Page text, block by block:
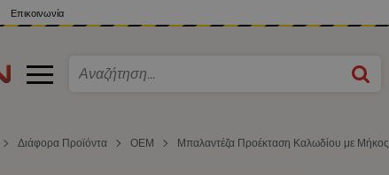
Επικοινωνία
Διάφορα Προϊόντα ΟΕΜ Μπαλαντέζα Προέκταση Καλωδίου με